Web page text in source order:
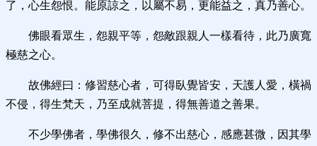
了，心生怨恨。能原諒之，以屬不易，更能益之，真乃善心。
佛眼看眾生，怨親平等，怨敵跟親人一樣看待，此乃廣寬
極慈之心。
故佛經曰：修習慈心者，可得臥覺皆安，天護人愛，橫禍
不侵，得生梵天，乃至成就菩提，得無善道之善果。
不少學佛者，學佛很久，修不出慈心，感應甚微，因其學